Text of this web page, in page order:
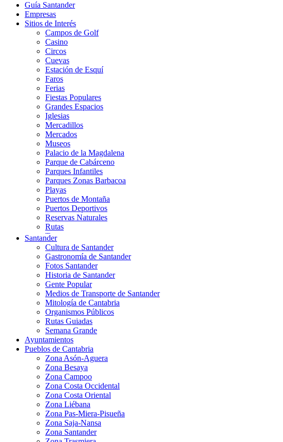
Guía Santander
Empresas
Sitios de Interés
Campos de Golf
Casino
Circos
Cuevas
Estación de Esquí
Faros
Ferias
Fiestas Populares
Grandes Espacios
Iglesias
Mercadillos
Mercados
Museos
Palacio de la Magdalena
Parque de Cabárceno
Parques Infantiles
Parques Zonas Barbacoa
Playas
Puertos de Montaña
Puertos Deportivos
Reservas Naturales
Rutas
Teatros
Teléferico
Zoológicos
Santander
Cultura de Santander
Gastronomía de Santander
Fotos Santander
Historia de Santander
Gente Popular
Medios de Transporte de Santander
Mitología de Cantabria
Organismos Públicos
Rutas Guiadas
Semana Grande
Ayuntamientos
Pueblos de Cantabria
Zona Asón-Aguera
Zona Besaya
Zona Campoo
Zona Costa Occidental
Zona Costa Oriental
Zona Liébana
Zona Pas-Miera-Pisueña
Zona Saja-Nansa
Zona Santander